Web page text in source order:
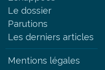
Le dossier
Parutions
Les derniers articles
Mentions légales